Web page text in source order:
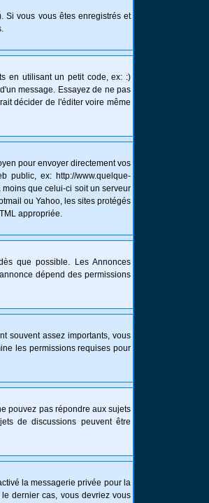
Si vous vous êtes enregistrés et
en utilisant un petit code, ex: :)
message. Essayez de ne pas
décider de l'éditer voire même
pour envoyer directement vos
public, ex: http://www.quelque-
que celui-ci soit un serveur
ou Yahoo, les sites protégés
appropriée.
que possible. Les Annonces
dépend des permissions
souvent assez importants, vous
les permissions requises pour
pouvez pas répondre aux sujets
de discussions peuvent être
la messagerie privée pour la
dernier cas, vous devriez vous